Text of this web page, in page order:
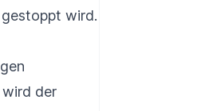
wird.
der